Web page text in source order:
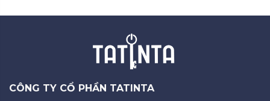
CÔNG TY CỔ PHẦN TATINTA